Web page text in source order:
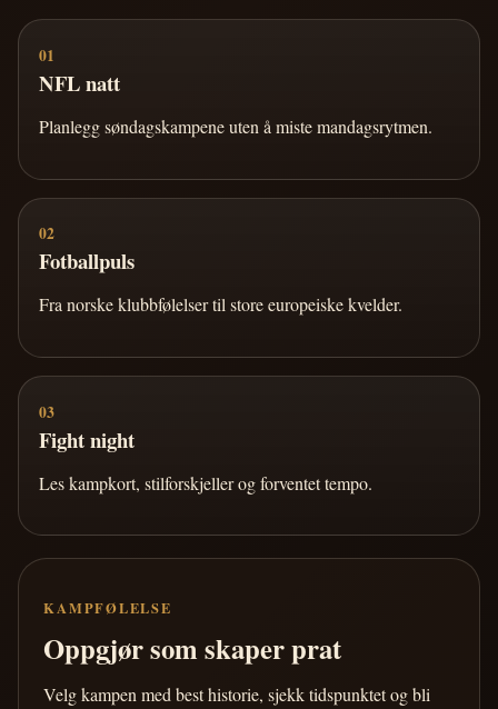
01
NFL natt
Planlegg søndagskampene uten å miste mandagsrytmen.
02
Fotballpuls
Fra norske klubbfølelser til store europeiske kvelder.
03
Fight night
Les kampkort, stilforskjeller og forventet tempo.
KAMPFØLELSE
Oppgjør som skaper prat
Velg kampen med best historie, sjekk tidspunktet og bli